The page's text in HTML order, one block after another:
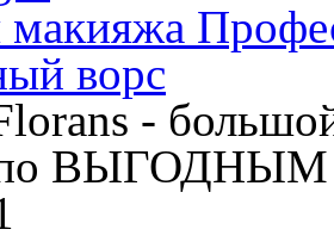
ворс
-
по ВЫГОДНЫМ